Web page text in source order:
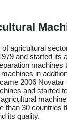
agricultural
and started its
machines
in
2006
and started
than 30 countries
its quality.